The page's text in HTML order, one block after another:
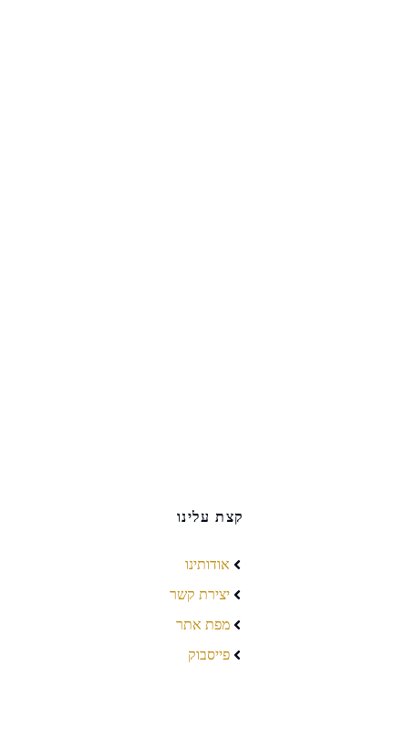
קצת עלינו
אודותינו
יצירת קשר
מפת אתר
פייסבוק